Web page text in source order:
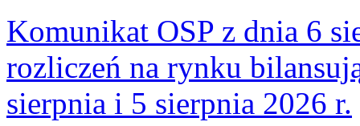
Komunikat OSP z dnia 6
rozliczeń na rynku
sierpnia i 5 sierpnia 2026 r.